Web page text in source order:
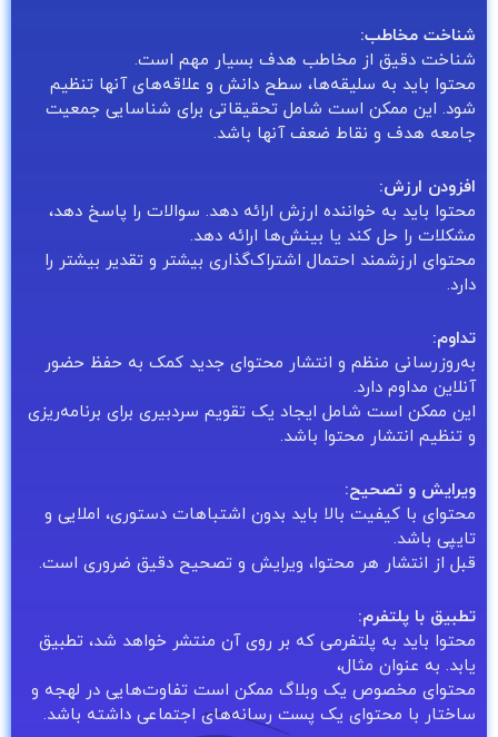
شناخت مخاطب:
شناخت دقیق از مخاطب هدف بسیار مهم است.
محتوا باید به سلیقه‌ها، سطح دانش و علاقه‌های آنها تنظیم
شود. این ممکن است شامل تحقیقاتی برای شناسایی جمعیت
جامعه هدف و نقاط ضعف آنها باشد.
افزودن ارزش:
محتوا باید به خواننده ارزش ارائه دهد. سوالات را پاسخ دهد،
مشکلات را حل کند یا بینش‌ها ارائه دهد.
محتوای ارزشمند احتمال اشتراک‌گذاری بیشتر و تقدیر بیشتر را
دارد.
تداوم:
به‌روزرسانی منظم و انتشار محتوای جدید کمک به حفظ حضور
آنلاین مداوم دارد.
این ممکن است شامل ایجاد یک تقویم سردبیری برای برنامه‌ریزی
و تنظیم انتشار محتوا باشد.
ویرایش و تصحیح:
محتوای با کیفیت بالا باید بدون اشتباهات دستوری، املایی و
تایپی باشد.
قبل از انتشار هر محتوا، ویرایش و تصحیح دقیق ضروری است.
تطبیق با پلتفرم:
محتوا باید به پلتفرمی که بر روی آن منتشر خواهد شد، تطبیق
یابد. به عنوان مثال،
محتوای مخصوص یک وبلاگ ممکن است تفاوت‌هایی در لهجه و
ساختار با محتوای یک پست رسانه‌های اجتماعی داشته باشد.